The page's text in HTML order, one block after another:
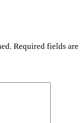
Required fields are